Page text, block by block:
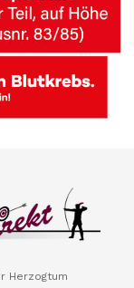
Herzogtum